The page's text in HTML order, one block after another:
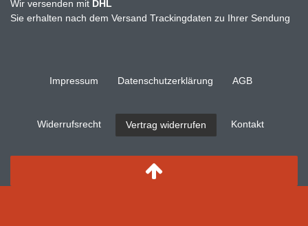
Wir versenden mit DHL
Sie erhalten nach dem Versand Trackingdaten zu Ihrer Sendung
Impressum Daten­schutz­erklärung AGB
Widerrufs­recht Vertrag widerrufen Kontakt